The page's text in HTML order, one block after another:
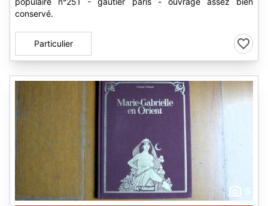
conservé.
Particulier
5